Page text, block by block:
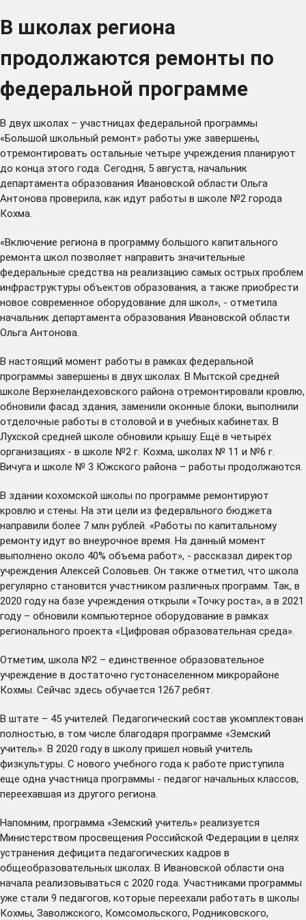
В школах региона
продолжаются ремонты по
федеральной программе
В двух школах – участницах федеральной программы
«Большой школьный ремонт» работы уже завершены,
отремонтировать остальные четыре учреждения планируют
до конца этого года. Сегодня, 5 августа, начальник
департамента образования Ивановской области Ольга
Антонова проверила, как идут работы в школе №2 города
Кохма.
«Включение региона в программу большого капитального
ремонта школ позволяет направить значительные
федеральные средства на реализацию самых острых проблем
инфраструктуры объектов образования, а также приобрести
новое современное оборудование для школ», - отметила
начальник департамента образования Ивановской области
Ольга Антонова.
В настоящий момент работы в рамках федеральной
программы завершены в двух школах. В Мытской средней
школе Верхнеландеховского района отремонтировали кровлю,
обновили фасад здания, заменили оконные блоки, выполнили
отделочные работы в столовой и в учебных кабинетах. В
Лухской средней школе обновили крышу. Ещё в четырёх
организациях - в школе №2 г. Кохма, школах № 11 и №6 г.
Вичуга и школе № 3 Южского района – работы продолжаются.
В здании кохомской школы по программе ремонтируют
кровлю и стены. На эти цели из федерального бюджета
направили более 7 млн рублей. «Работы по капитальному
ремонту идут во внеурочное время. На данный момент
выполнено около 40% объема работ», - рассказал директор
учреждения Алексей Соловьев. Он также отметил, что школа
регулярно становится участником различных программ. Так, в
2020 году на базе учреждения открыли «Точку роста», а в 2021
году – обновили компьютерное оборудование в рамках
регионального проекта «Цифровая образовательная среда».
Отметим, школа №2 – единственное образовательное
учреждение в достаточно густонаселенном микрорайоне
Кохмы. Сейчас здесь обучается 1267 ребят.
В штате – 45 учителей. Педагогический состав укомплектован
полностью, в том числе благодаря программе «Земский
учитель». В 2020 году в школу пришел новый учитель
физкультуры. С нового учебного года к работе приступила
еще одна участница программы - педагог начальных классов,
переехавшая из другого региона.
Напомним, программа «Земский учитель» реализуется
Министерством просвещения Российской Федерации в целях
устранения дефицита педагогических кадров в
общеобразовательных школах. В Ивановской области она
начала реализовываться с 2020 года. Участниками программы
уже стали 9 педагогов, которые переехали работать в школы
Кохмы, Заволжского, Комсомольского, Родниковского,